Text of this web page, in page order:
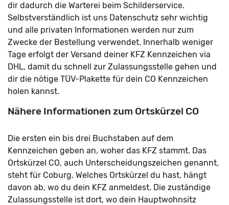
dir dadurch die Warterei beim Schilderservice.
Selbstverständlich ist uns Datenschutz sehr wichtig
und alle privaten Informationen werden nur zum
Zwecke der Bestellung verwendet. Innerhalb weniger
Tage erfolgt der Versand deiner KFZ Kennzeichen via
DHL, damit du schnell zur Zulassungsstelle gehen und
dir die nötige TÜV-Plakette für dein CO Kennzeichen
holen kannst.
Nähere Informationen zum Ortskürzel CO
Die ersten ein bis drei Buchstaben auf dem
Kennzeichen geben an, woher das KFZ stammt. Das
Ortskürzel CO, auch Unterscheidungszeichen genannt,
steht für Coburg. Welches Ortskürzel du hast, hängt
davon ab, wo du dein KFZ anmeldest. Die zuständige
Zulassungsstelle ist dort, wo dein Hauptwohnsitz